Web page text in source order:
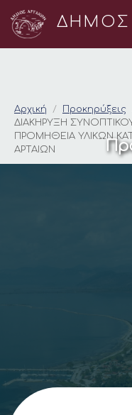
ΔΗΜΟΣ
Αρχική
Προκηρύξεις
ΔΙΑΚΗΡΥΞΗ
ΠΡΟΜΗΘΕΙΑ ΥΛΙΚΩΝ
ΑΡΤΑΙΩΝ